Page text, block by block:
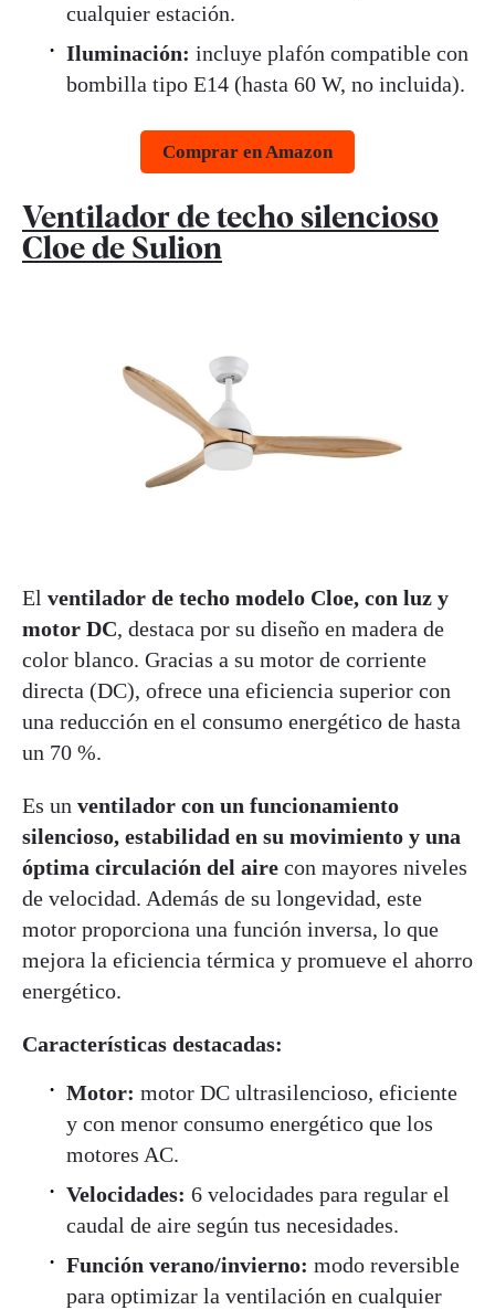
cualquier estación.
Iluminación: incluye plafón compatible con
bombilla tipo E14 (hasta 60 W, no incluida).
Comprar en Amazon
Ventilador de techo silencioso
Cloe de Sulion
El ventilador de techo modelo Cloe, con luz y
motor DC, destaca por su diseño en madera de
color blanco. Gracias a su motor de corriente
directa (DC), ofrece una eficiencia superior con
una reducción en el consumo energético de hasta
un 70 %.
Es un ventilador con un funcionamiento
silencioso, estabilidad en su movimiento y una
óptima circulación del aire con mayores niveles
de velocidad. Además de su longevidad, este
motor proporciona una función inversa, lo que
mejora la eficiencia térmica y promueve el ahorro
energético.
Características destacadas:
Motor: motor DC ultrasilencioso, eficiente
y con menor consumo energético que los
motores AC.
Velocidades: 6 velocidades para regular el
caudal de aire según tus necesidades.
Función verano/invierno: modo reversible
para optimizar la ventilación en cualquier